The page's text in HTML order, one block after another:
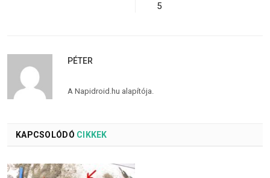
5
PÉTER
A Napidroid.hu alapítója.
KAPCSOLÓDÓ CIKKEK